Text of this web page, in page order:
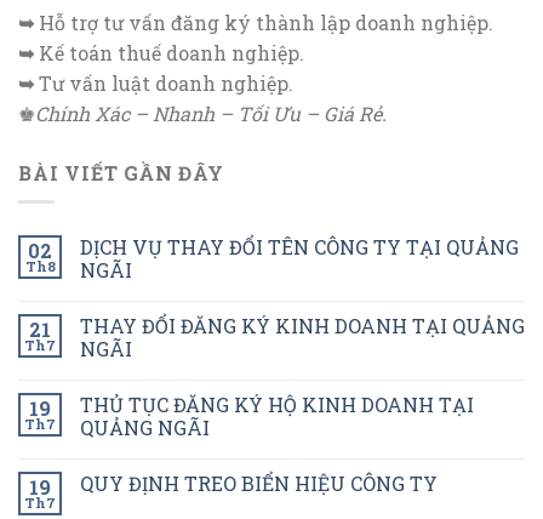
➥Hỗ trợ tư vấn đăng ký thành lập doanh nghiệp.
➥Kế toán thuế doanh nghiệp.
➥Tư vấn luật doanh nghiệp.
♚Chính Xác – Nhanh – Tối Ưu – Giá Rẻ.
BÀI VIẾT GẦN ĐÂY
02
Th8
DỊCH VỤ THAY ĐỔI TÊN CÔNG TY TẠI QUẢNG
NGÃI
21
Th7
THAY ĐỔI ĐĂNG KÝ KINH DOANH TẠI QUẢNG
NGÃI
19
Th7
THỦ TỤC ĐĂNG KÝ HỘ KINH DOANH TẠI
QUẢNG NGÃI
19
Th7
QUY ĐỊNH TREO BIỂN HIỆU CÔNG TY